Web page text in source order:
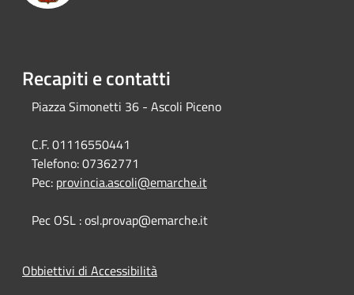
Recapiti e contatti
Piazza Simonetti 36 - Ascoli Piceno
C.F. 01116550441
Telefono:07362771
Pec: provincia.ascoli@emarche.it
Pec OSL : osl.provap@emarche.it
Obbiettivi di Accessibilità